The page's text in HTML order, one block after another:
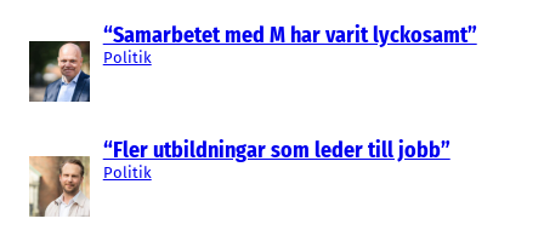
“Samarbetet med M har varit lyckosamt”
Politik
“Fler utbildningar som leder till jobb”
Politik